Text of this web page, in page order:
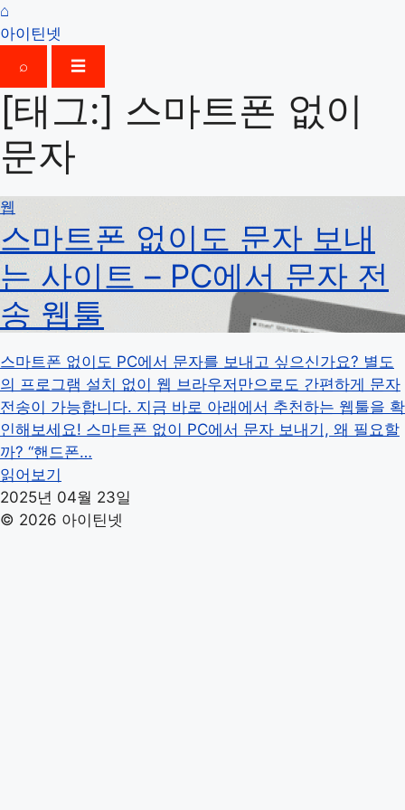
⌂
아이틴넷
⌕
☰
[태그:] 스마트폰 없이
문자
웹
스마트폰 없이도 문자 보내
는 사이트 – PC에서 문자 전
송 웹툴
스마트폰 없이도 PC에서 문자를 보내고 싶으신가요? 별도
의 프로그램 설치 없이 웹 브라우저만으로도 간편하게 문자
전송이 가능합니다. 지금 바로 아래에서 추천하는 웹툴을 확
인해보세요!​ 스마트폰 없이 PC에서 문자 보내기, 왜 필요할
까? “핸드폰…
읽어보기
2025년 04월 23일
© 2026 아이틴넷